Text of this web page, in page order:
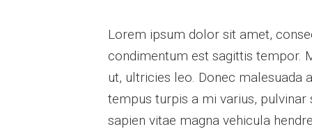
Lorem ipsum dolor sit amet,
condimentum est sagittis tempor.
ut, ultricies leo. Donec malesuada
tempus turpis a mi varius,
sapien vitae magna vehicula